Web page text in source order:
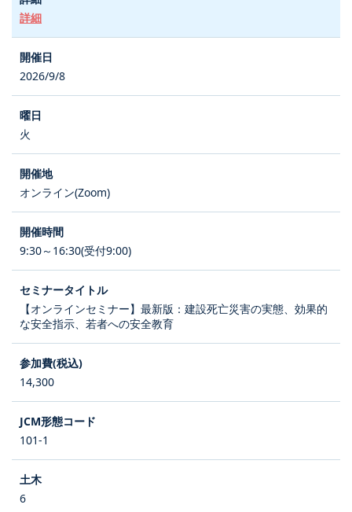
詳細
2026/9/8
火
オンライン(Zoom)
9:30～16:30(受付9:00)
【オンラインセミナー】最新版：建設死亡災害の実態、効果的
な安全指示、若者への安全教育
14,300
101-1
6